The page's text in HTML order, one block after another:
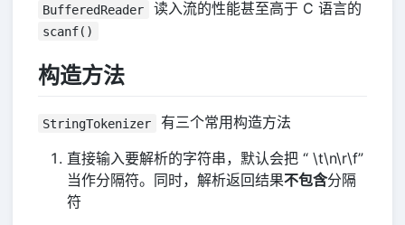
BufferedReader 读入流的性能甚至高于 C 语言的
scanf()
构造方法
StringTokenizer
有三个常用构造方法
直接输入要解析的字符串，默认会把 “ \t\n\r\f”
当作分隔符。同时，解析返回结果不包含分隔
符